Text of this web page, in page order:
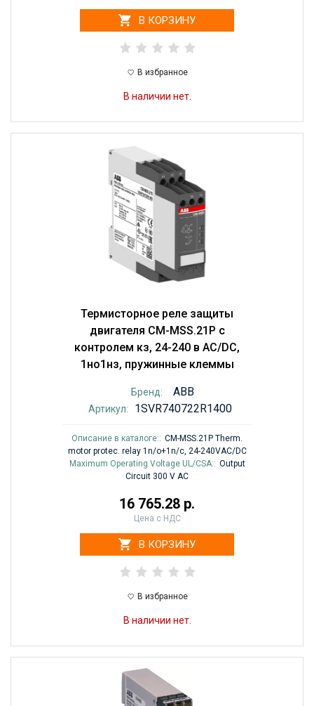
В КОРЗИНУ
В избранное
В наличии нет.
Термисторное реле защиты
двигателя CM-MSS.21P с
контролем кз, 24-240 в AC/DC,
1но1нз, пружинные клеммы
Бренд: ABB
Артикул: 1SVR740722R1400
Описание в каталоге:: CM-MSS.21P Therm.
motor protec. relay 1n/o+1n/c, 24-240VAC/DC
Maximum Operating Voltage UL/CSA:: Output
Circuit 300 V AC
16 765.28 р.
Цена с НДС
В КОРЗИНУ
В избранное
В наличии нет.